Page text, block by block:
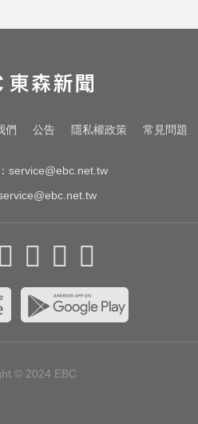
奇教練尼爾森辭世
血母！譚以欣完成
們 公告 隱私權政策 常見問題
service@ebc.net.tw
© 2024 EBC